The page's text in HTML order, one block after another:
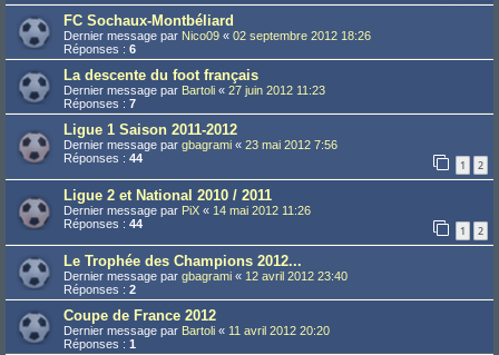
FC Sochaux-Montbéliard
Dernier message par Nico09 « 02 septembre 2012 18:26
Réponses : 6
La descente du foot français
Dernier message par Bartoli « 27 juin 2012 11:23
Réponses : 7
Ligue 1 Saison 2011-2012
Dernier message par gbagrami « 23 mai 2012 7:56
Réponses : 44 1 2
Ligue 2 et National 2010 / 2011
Dernier message par PiX « 14 mai 2012 11:26
Réponses : 44 1 2
Le Trophée des Champions 2012...
Dernier message par gbagrami « 12 avril 2012 23:40
Réponses : 2
Coupe de France 2012
Dernier message par Bartoli « 11 avril 2012 20:20
Réponses : 1